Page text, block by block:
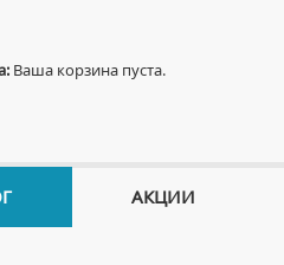
Ваша корзина пуста.
АКЦИИ